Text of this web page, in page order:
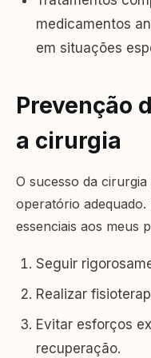
medicamentos
em situações
Prevenção
a cirurgia
O sucesso da
operatório adequado.
essenciais aos meus
Seguir
Realizar
Evitar esforços
recuperação.